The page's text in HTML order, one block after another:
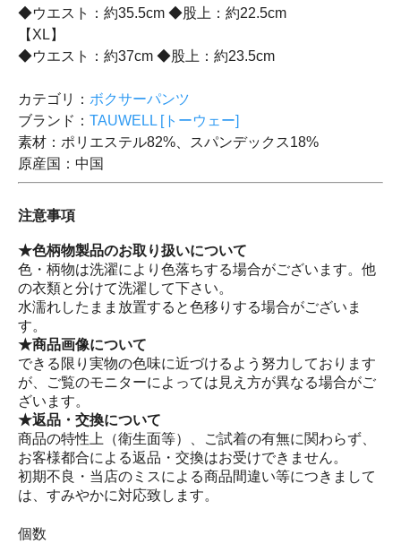
◆ウエスト：約35.5cm ◆股上：約22.5cm
【XL】
◆ウエスト：約37cm ◆股上：約23.5cm
カテゴリ： ボクサーパンツ
ブランド： TAUWELL [トーウェー]
素材：ポリエステル82%、スパンデックス18%
原産国：中国
注意事項
★色柄物製品のお取り扱いについて
色・柄物は洗濯により色落ちする場合がございます。他
の衣類と分けて洗濯して下さい。
水濡れしたまま放置すると色移りする場合がございま
す。
★商品画像について
できる限り実物の色味に近づけるよう努力しております
が、ご覧のモニターによっては見え方が異なる場合がご
ざいます。
★返品・交換について
商品の特性上（衛生面等）、ご試着の有無に関わらず、
お客様都合による返品・交換はお受けできません。
初期不良・当店のミスによる商品間違い等につきまして
は、すみやかに対応致します。
個数